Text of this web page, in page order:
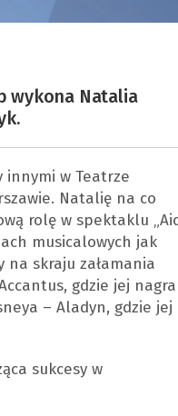
wykona Natalia
innymi w Teatrze
Natalię na co
rolę w spektaklu
musicalowych jak
na skraju załamania
gdzie jej
– Aladyn, gdzie jej
sukcesy w